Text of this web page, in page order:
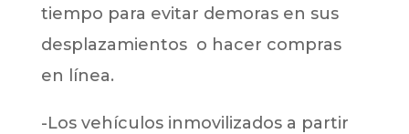
tiempo para evitar demoras en sus
desplazamientos o hacer compras
en línea.
-Los vehículos inmovilizados a partir